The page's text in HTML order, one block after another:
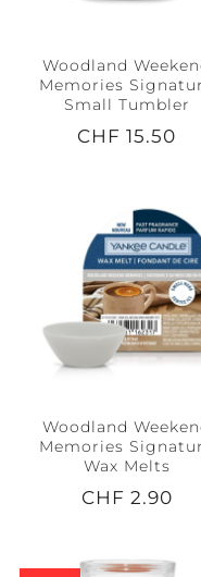
Woodland
Memories
Small Tumbler
CHF 15.50
Woodland
Memories
Wax Melts
CHF 2.90